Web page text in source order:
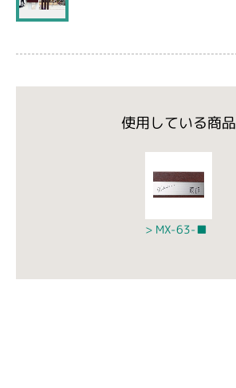
使用している商品
MX-63-■